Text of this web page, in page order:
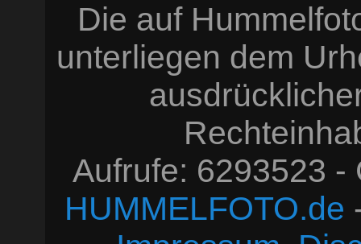
Die auf
unterliegen dem
Aufrufe: 6293523
HUMMELFOTO.de